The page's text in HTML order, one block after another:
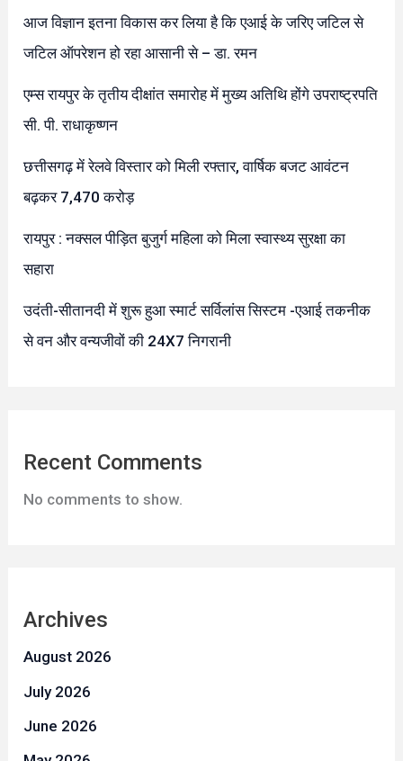
आज विज्ञान इतना विकास कर लिया है कि एआई के जरिए जटिल से
जटिल ऑपरेशन हो रहा आसानी से – डा. रमन
एम्स रायपुर के तृतीय दीक्षांत समारोह में मुख्य अतिथि होंगे उपराष्ट्रपति
सी. पी. राधाकृष्णन
छत्तीसगढ़ में रेलवे विस्तार को मिली रफ्तार, वार्षिक बजट आवंटन
बढ़कर 7,470 करोड़
रायपुर : नक्सल पीड़ित बुजुर्ग महिला को मिला स्वास्थ्य सुरक्षा का
सहारा
उदंती-सीतानदी में शुरू हुआ स्मार्ट सर्विलांस सिस्टम -एआई तकनीक
से वन और वन्यजीवों की 24X7 निगरानी
Recent Comments
No comments to show.
Archives
August 2026
July 2026
June 2026